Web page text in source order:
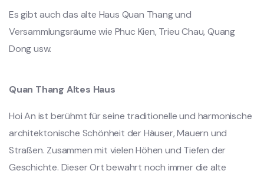
Es gibt auch das alte Haus Quan Thang und
Versammlungsräume wie Phuc Kien, Trieu Chau, Quang
Dong usw.
Quan Thang Altes Haus
Hoi An ist berühmt für seine traditionelle und harmonische
architektonische Schönheit der Häuser, Mauern und
Straßen. Zusammen mit vielen Höhen und Tiefen der
Geschichte. Dieser Ort bewahrt noch immer die alte